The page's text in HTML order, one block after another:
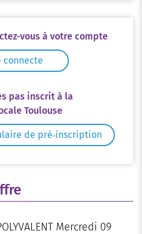
Mercredi 09
vous à votre compte
connecte
pas inscrit à la
Toulouse
de pré‑inscription